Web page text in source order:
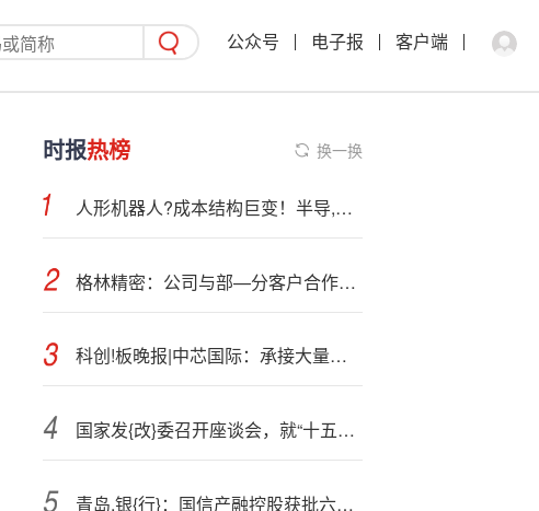
公众号 电子报 客户端
时报热榜 换一换
人形机器人?成本结构巨变！半导,体占比将激增至24%，聚焦“大脑+视觉+传感”三大核心赛道
格林精密：公司与部—分客户合作因保密协议不便披露
科创!板晚报|中芯国际：承接大量模拟、存储急单 生益电子拟定增募资不超26亿元
国家发{改}委召开座谈会，就“十五五”时期扩大有效投资听取民企意见建议
青岛,银{行}：国信产融控股获批六个月内增持不超过5%股份